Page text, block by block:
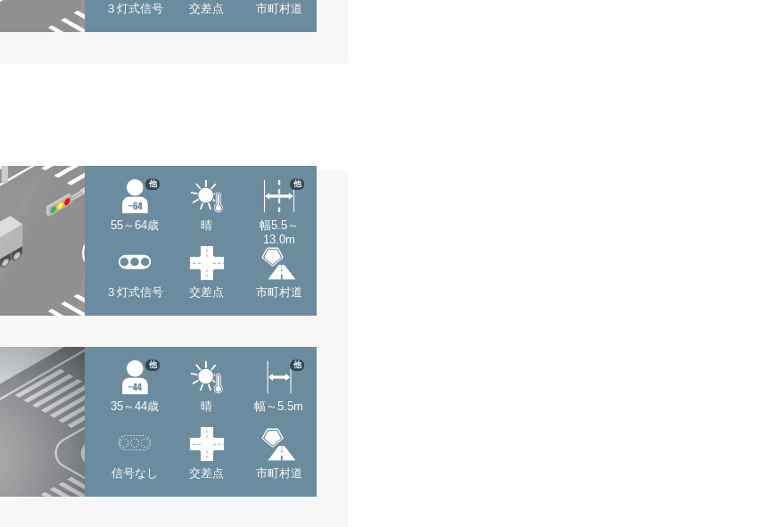
３灯式信号 交差点 市町村道
55～64歳
他
晴
幅5.5～
13.0m
他
３灯式信号 交差点 市町村道
35～44歳
他
晴 幅～5.5m
他
信号なし 交差点 市町村道